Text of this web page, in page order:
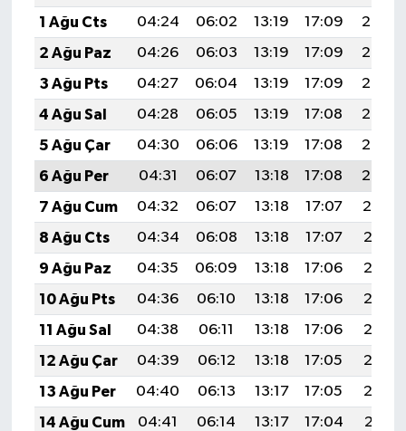
1 Ağu Cts
04:24 06:02 13:19 17:09
20:26
2 Ağu Paz
04:26 06:03 13:19 17:09
20:25
3 Ağu Pts
04:27 06:04 13:19 17:09
20:24
4 Ağu Sal
04:28 06:05 13:19 17:08
20:23
5 Ağu Çar
04:30 06:06 13:19 17:08
20:22
6 Ağu Per
04:31 06:07 13:18 17:08
20:20
7 Ağu Cum
04:32 06:07 13:18 17:07
20:19
8 Ağu Cts
04:34 06:08 13:18 17:07
20:18
9 Ağu Paz
04:35 06:09 13:18 17:06
20:17
10 Ağu Pts
04:36 06:10 13:18 17:06
20:16
11 Ağu Sal
04:38 06:11 13:18 17:06
20:15
12 Ağu Çar
04:39 06:12 13:18 17:05
20:13
13 Ağu Per
04:40 06:13 13:17 17:05
20:12
14 Ağu Cum
04:41 06:14 13:17 17:04
20:11